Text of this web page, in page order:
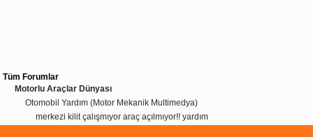
Tüm Forumlar
Motorlu Araçlar Dünyası
Otomobil Yardım (Motor Mekanik Multimedya)
merkezi kilit çalışmıyor araç açılmıyor!! yardım